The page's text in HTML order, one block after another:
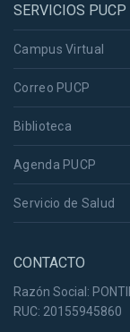
SERVICIOS PUCP
Campus Virtual
Correo PUCP
Biblioteca
Agenda PUCP
Servicio de Salud
CONTACTO
Razón Social:
RUC: 20155945860